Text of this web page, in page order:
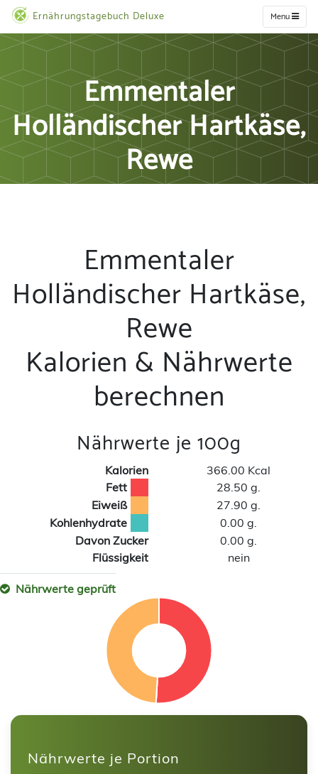
Ernährungstagebuch Deluxe Menu
Emmentaler
Holländischer Hartkäse,
Rewe
Emmentaler
Holländischer Hartkäse,
Rewe
Kalorien & Nährwerte
berechnen
Nährwerte je 100g
Kalorien
366.00 Kcal
Fett
28.50 g.
Eiweiß
27.90 g.
Kohlenhydrate
0.00 g.
Davon Zucker
0.00 g.
Flüssigkeit
nein
Nährwerte geprüft
Nährwerte je Portion